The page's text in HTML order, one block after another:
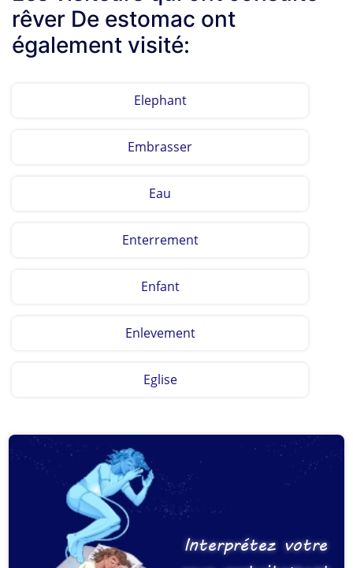
rêver De estomac ont
également visité:
Elephant
Embrasser
Eau
Enterrement
Enfant
Enlevement
Eglise
Interprétez votre